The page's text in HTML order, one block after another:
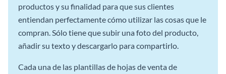
productos y su finalidad para que sus clientes
entiendan perfectamente cómo utilizar las cosas que le
compran. Sólo tiene que subir una foto del producto,
añadir su texto y descargarlo para compartirlo.
Cada una de las plantillas de hojas de venta de